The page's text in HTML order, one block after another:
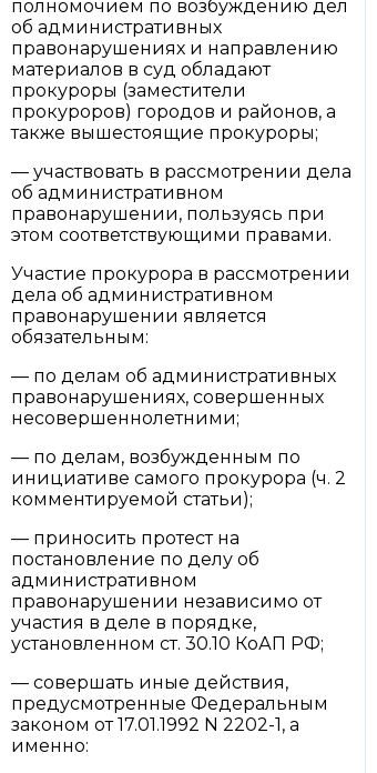
полномочием по возбуждению дел
об административных
правонарушениях и направлению
материалов в суд обладают
прокуроры (заместители
прокуроров) городов и районов, а
также вышестоящие прокуроры;
— участвовать в рассмотрении дела
об административном
правонарушении, пользуясь при
этом соответствующими правами.
Участие прокурора в рассмотрении
дела об административном
правонарушении является
обязательным:
— по делам об административных
правонарушениях, совершенных
несовершеннолетними;
— по делам, возбужденным по
инициативе самого прокурора (ч. 2
комментируемой статьи);
— приносить протест на
постановление по делу об
административном
правонарушении независимо от
участия в деле в порядке,
установленном ст. 30.10 КоАП РФ;
— совершать иные действия,
предусмотренные Федеральным
законом от 17.01.1992 N 2202-1, а
именно: